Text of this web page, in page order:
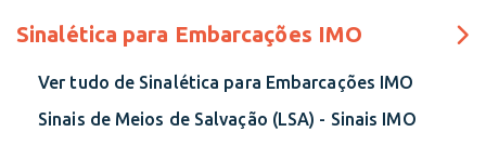
Sinalética para Embarcações IMO
Ver tudo de Sinalética para Embarcações IMO
Sinais de Meios de Salvação (LSA) - Sinais IMO